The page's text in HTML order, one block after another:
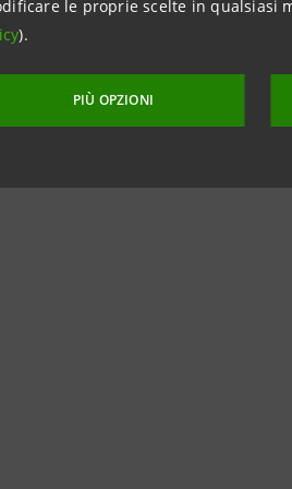
le proprie scelte in qualsiasi
).
PIÙ OPZIONI
nel prossimo futuro”.